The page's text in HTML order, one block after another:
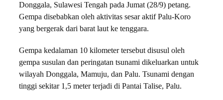
Donggala, Sulawesi Tengah pada Jumat (28/9) petang.
Gempa disebabkan oleh aktivitas sesar aktif Palu-Koro
yang bergerak dari barat laut ke tenggara.
Gempa kedalaman 10 kilometer tersebut disusul oleh
gempa susulan dan peringatan tsunami dikeluarkan untuk
wilayah Donggala, Mamuju, dan Palu. Tsunami dengan
tinggi sekitar 1,5 meter terjadi di Pantai Talise, Palu.